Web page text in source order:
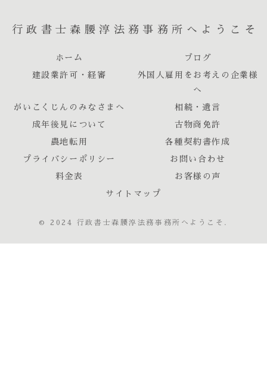
行政書士森腰淳法務事務所へようこそ
ホーム
ブログ
建設業許可・経審
外国人雇用をお考えの企業様
へ
がいこくじんのみなさまへ
相続・遺言
成年後見について
古物商免許
農地転用
各種契約書作成
プライバシーポリシー
お問い合わせ
料金表
お客様の声
サイトマップ
© 2024 行政書士森腰淳法務事務所へようこそ.